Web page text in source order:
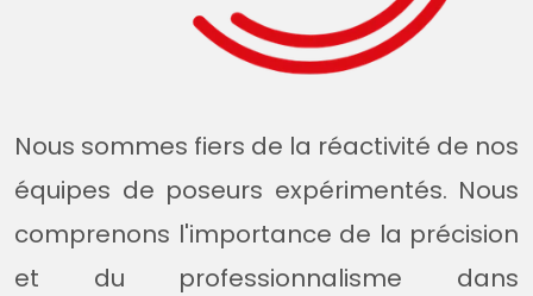
Nous sommes fiers de la réactivité de nos
équipes de poseurs expérimentés. Nous
comprenons l'importance de la précision
et du professionnalisme dans